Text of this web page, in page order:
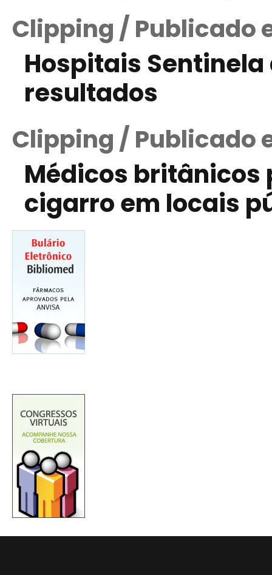
Clipping / Publicado
Hospitais
resultados
Clipping / Publicado
Médicos britânicos
cigarro em locais